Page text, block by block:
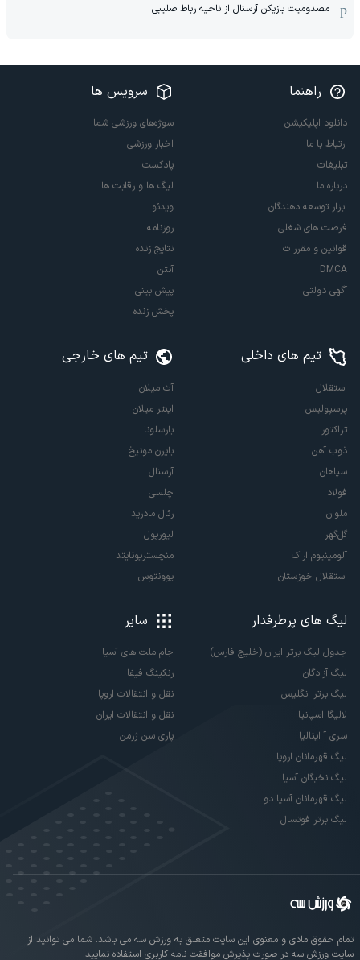
مصدومیت بازیکن آرسنال از ناحیه رباط صلیبی
راهنما
دانلود اپلیکیشن
ارتباط با ما
تبلیغات
درباره ما
ابزار توسعه دهندگان
فرصت های شغلی
قوانین و مقررات
DMCA
آگهی دولتی
سرویس ها
سوژه‌های ورزشی شما
اخبار ورزشی
پادکست
لیگ ها و رقابت ها
ویدئو
روزنامه
نتایج زنده
آنتن
پیش بینی
پخش زنده
تیم های داخلی
استقلال
پرسپولیس
تراکتور
ذوب آهن
سپاهان
فولاد
ملوان
گل‌گهر
آلومینیوم اراک
استقلال خوزستان
تیم های خارجی
آث میلان
اینتر میلان
بارسلونا
بایرن مونیخ
آرسنال
چلسی
رئال مادرید
لیورپول
منچستریونایتد
یوونتوس
لیگ های پرطرفدار
جدول لیگ برتر ایران (خلیج فارس)
لیگ آزادگان
لیگ برتر انگلیس
لالیگا اسپانیا
سری آ ایتالیا
لیگ قهرمانان اروپا
لیگ نخبگان آسیا
لیگ قهرمانان آسیا دو
لیگ برتر فوتسال
سایر
جام ملت های آسیا
رنکینگ فیفا
نقل و انتقالات اروپا
نقل و انتقالات ایران
پاری سن ژرمن
تمام حقوق مادی و معنوی این سایت متعلق به ورزش سه می باشد. شما می توانید از
سایت ورزش سه در صورت پذیرش موافقت نامه کاربری استفاده نمایید.